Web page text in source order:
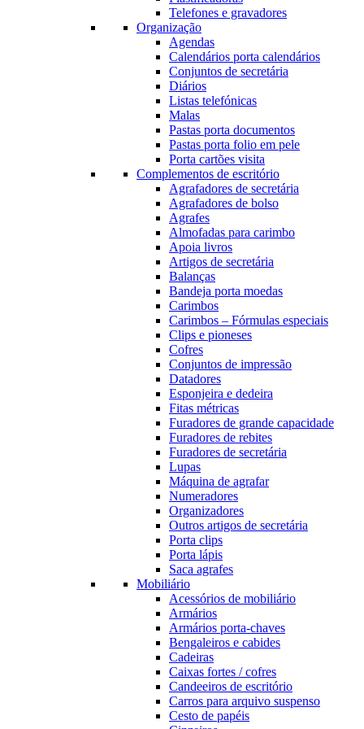
Telefones e gravadores
Organização
Agendas
Calendários porta calendários
Conjuntos de secretária
Diários
Listas telefónicas
Malas
Pastas porta documentos
Pastas porta folio em pele
Porta cartões visita
Complementos de escritório
Agrafadores de secretária
Agrafadores de bolso
Agrafes
Almofadas para carimbo
Apoia livros
Artigos de secretária
Balanças
Bandeja porta moedas
Carimbos
Carimbos – Fórmulas especiais
Clips e pioneses
Cofres
Conjuntos de impressão
Datadores
Esponjeira e dedeira
Fitas métricas
Furadores de grande capacidade
Furadores de rebites
Furadores de secretária
Lupas
Máquina de agrafar
Numeradores
Organizadores
Outros artigos de secretária
Porta clips
Porta lápis
Saca agrafes
Mobiliário
Acessórios de mobiliário
Armários
Armários porta-chaves
Bengaleiros e cabides
Cadeiras
Caixas fortes / cofres
Candeeiros de escritório
Carros para arquivo suspenso
Cesto de papéis